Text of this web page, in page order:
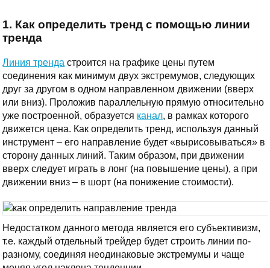
1. Как определить тренд с помощью линии
тренда
Линия тренда строится на графике цены путем
соединения как минимум двух экстремумов, следующих
друг за другом в одном направленном движении (вверх
или вниз). Проложив параллельную прямую относительно
уже построенной, образуется канал, в рамках которого
движется цена. Как определить тренд, используя данный
инструмент – его направление будет «вырисовываться» в
сторону данных линий. Таким образом, при движении
вверх следует играть в лонг (на повышение цены), а при
движении вниз – в шорт (на понижение стоимости).
Недостатком данного метода является его субъективизм,
т.е. каждый отдельный трейдер будет строить линии по-
разному, соединяя неодинаковые экстремумы и чаще